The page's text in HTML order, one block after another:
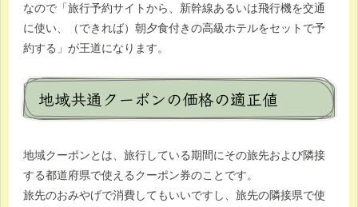
なので「旅行予約サイトから、新幹線あるいは飛行機を交通
に使い、（できれば）朝夕食付きの高級ホテルをセットで予
約する」が王道になります。
地域共通クーポンの価格の適正値
地域クーポンとは、旅行している期間にその旅先および隣接
する都道府県で使えるクーポン券のことです。
旅先のおみやげで消費してもいいですし、旅先の隣接県で使